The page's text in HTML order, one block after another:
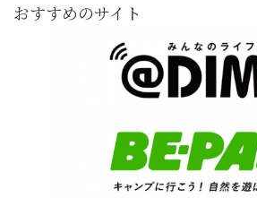
おすすめのサイト